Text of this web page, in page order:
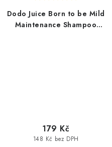
Dodo Juice Born to be Mild
Maintenance Shampoo
148 Kč bez DPH
179 Kč